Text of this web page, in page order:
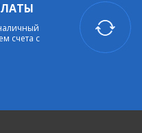
счета с